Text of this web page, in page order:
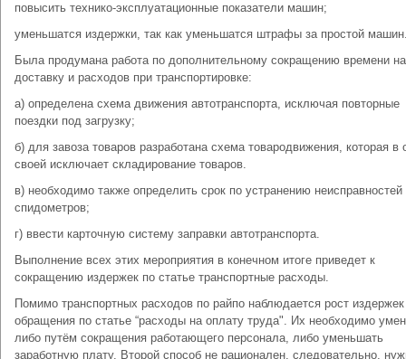
повысить технико-эксплуатационные показатели машин;
уменьшатся издержки, так как уменьшатся штрафы за простой
Была продумана работа по дополнительному сокращению времени на
доставку и расходов при транспортировке:
а) определена схема движения автотранспорта, исключая повторные
поездки под загрузку;
б) для завоза товаров разработана схема товародвижения, которая в
своей исключает складирование товаров.
в) необходимо также определить срок по устранению неисправностей
спидометров;
г) ввести карточную систему заправки автотранспорта.
Выполнение всех этих мероприятия в конечном итоге приведет к
сокращению издержек по статье транспортные расходы.
Помимо транспортных расходов по райпо наблюдается рост издержек
обращения по статье “расходы на оплату труда". Их необходимо
либо путём сокращения работающего персонала, либо уменьшать
заработную плату. Второй способ не рационален, следовательно,